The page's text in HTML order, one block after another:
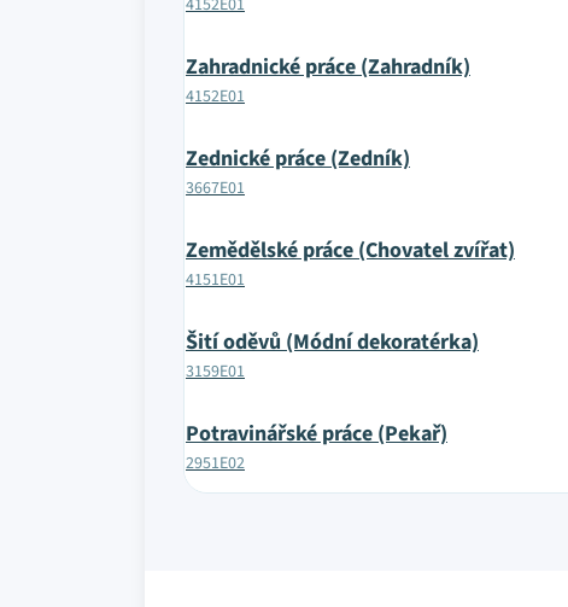
4152E01
Zahradnické práce (Zahradník)
4152E01
Zednické práce (Zedník)
3667E01
Zemědělské práce (Chovatel zvířat)
4151E01
Šití oděvů (Módní dekoratérka)
3159E01
Potravinářské práce (Pekař)
2951E02